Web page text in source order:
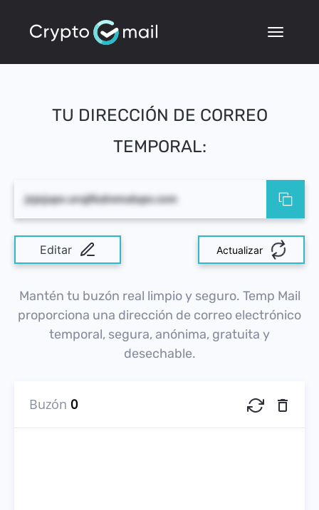
TU DIRECCIÓN DE CORREO
TEMPORAL:
jojojupo.urujifu@emalupe.com
Editar Actualizar
Mantén tu buzón real limpio y seguro. Temp Mail
proporciona una dirección de correo electrónico
temporal, segura, anónima, gratuita y
desechable.
Buzón 0